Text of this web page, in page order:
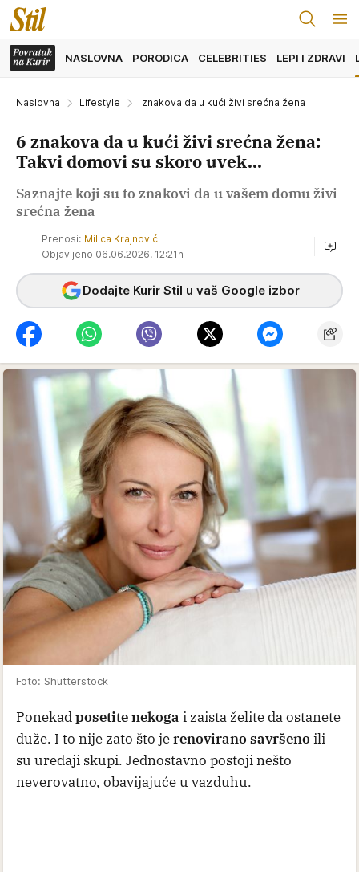
NASLOVNA PORODICA CELEBRITIES LEPI I ZDRAVI
Naslovna Lifestyle znakova da u kući živi srećna žena
6 znakova da u kući živi srećna žena:
Takvi domovi su skoro uvek...
Saznajte koji su to znakovi da u vašem domu živi
srećna žena
Prenosi: Milica Krajnović
Objavljeno 06.06.2026. 12:21h
Dodajte Kurir Stil u vaš Google izbor
Foto: Shutterstock
Ponekadposetite nekoga i zaista želite da ostanete
duže. I to nije zato što jerenovirano savršeno ili
su uređaji skupi. Jednostavno postoji nešto
neverovatno, obavijajuće u vazduhu.